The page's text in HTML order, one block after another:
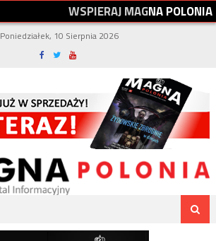
WSPIERAJMAGNAPOLONIA
Poniedziałek, 10 Sierpnia 2026